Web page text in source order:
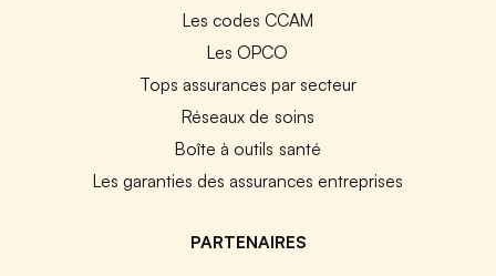
Les codes CCAM
Les OPCO
Tops assurances par secteur
Réseaux de soins
Boîte à outils santé
Les garanties des assurances entreprises
PARTENAIRES